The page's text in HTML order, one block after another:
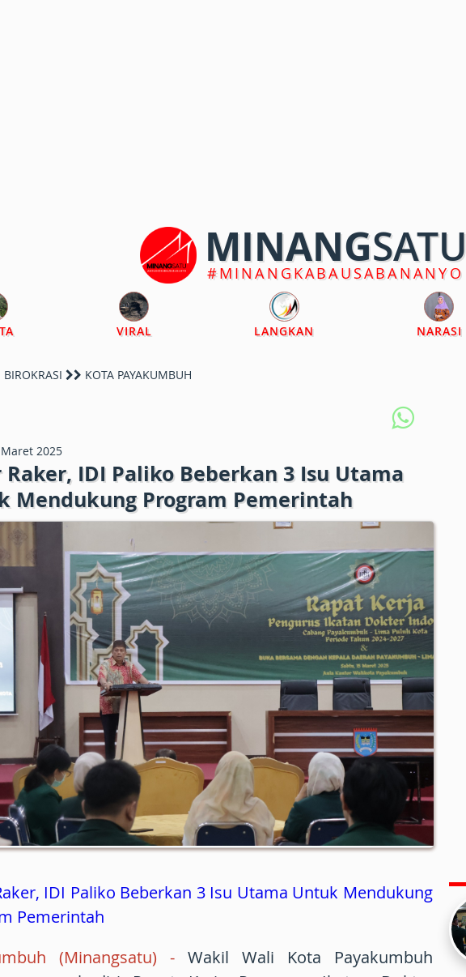
MINANGSATU
#MINANGKABAUSABANANYO
VIRAL LANGKAN NARASI
BIROKRASI KOTA PAYAKUMBUH
2025
Raker, IDI Paliko Beberkan 3 Isu Utama
Mendukung Program Pemerintah
IDI Paliko Beberkan 3 Isu Utama Untuk Mendukung
Pemerintah
(Minangsatu) - Wakil Wali Kota Payakumbuh